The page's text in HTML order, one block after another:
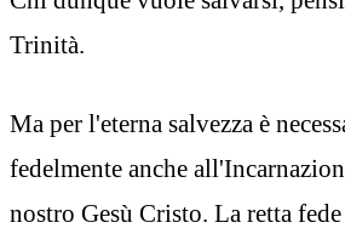
Trinità.
Ma per l'eterna salvezza è
fedelmente anche
nostro Gesù Cristo. La retta